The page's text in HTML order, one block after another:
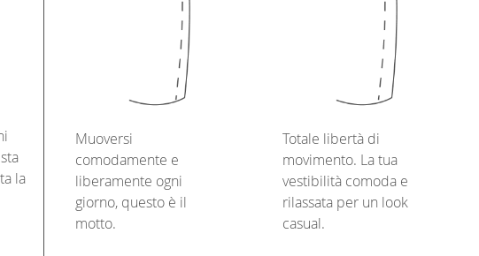
la
Muoversi
comodamente e
liberamente ogni
giorno, questo è il
motto.
Totale libertà di
movimento. La tua
vestibilità comoda e
rilassata per un look
casual.